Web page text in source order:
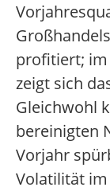
profitiert;
zeigt sich
Gleichwohl
bereinigten
Vorjahr
Volatilität im